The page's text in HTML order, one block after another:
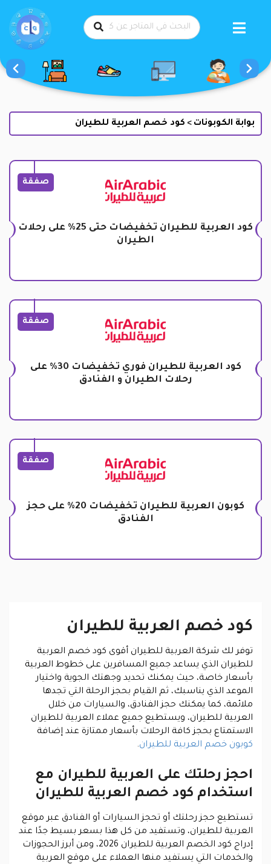
بوابة الكوبونات > كود خصم العربية للطيران
صفقة
كود العربية للطيران تخفيضات حتى 25% على رحلات
الطيران
صفقة
كود العربية للطيران فوري تخفيضات 30% على
رحلات الطيران و الفنادق
صفقة
كوبون العربية للطيران تخفيضات 20% على حجز
الفنادق
كود خصم العربية للطيران
توفر لك شركة العربية للطيران أقوى كود خصم العربية
للطيران الذي يساعد جميع المسافرين على خطوط العربية
بأسعار خاصة، حيث يمكنك تحديد وجهتك الجوية واختيار
الموعد الذي يناسبك، ثم القيام بحجز الرحلة التي تجدها
ملائمة، كما يمكنك حجز الفنادق، والسيارات من خلال
العربية للطيران، ويستطيع جميع عملاء العربية للطيران
الاستمتاع بحجز كافة الرحلات بأسعار ممتازة عند إضافة
كوبون خصم العربية للطيران.
احجز رحلتك على العربية للطيران مع
استخدام كود خصم العربية للطيران
تستطيع حجز رحلتك أو تحجز السيارات أو الفنادق عبر موقع
العربية للطيران، وتستفيد من كل هذا بسعر بسيط جدًا عند
إدراج كود الخصم العربية للطيران 2026، ومن أبرز الحجوزات
والخدمات التي يستفيد منها العملاء على موقع العربية